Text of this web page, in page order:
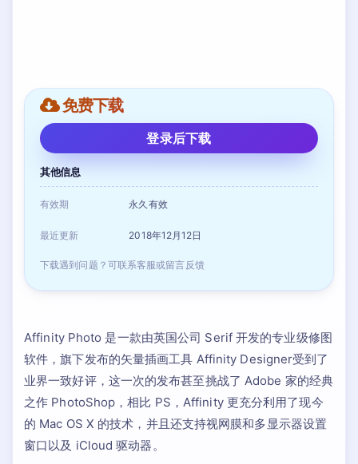
免费下载
登录后下载
其他信息
有效期 永久有效
最近更新 2018年12月12日
下载遇到问题？可联系客服或留言反馈
Affinity Photo 是一款由英国公司 Serif 开发的专业级修图
软件，旗下发布的矢量插画工具 Affinity Designer受到了
业界一致好评，这一次的发布甚至挑战了 Adobe 家的经典
之作 PhotoShop，相比 PS，Affinity 更充分利用了现今
的 Mac OS X 的技术，并且还支持视网膜和多显示器设置
窗口以及 iCloud 驱动器。